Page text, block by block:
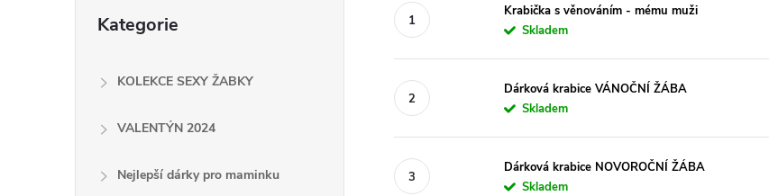
kategorie
Kategorie
KOLEKCE SEXY ŽABKY
VALENTÝN 2024
Nejlepší dárky pro maminku
Krabička s věnováním - mému muži
Skladem
Dárková krabice VÁNOČNÍ ŽÁBA
Skladem
Dárková krabice NOVOROČNÍ ŽÁBA
Skladem